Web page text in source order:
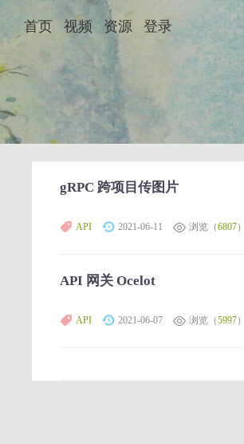
首页 视频 资源 登录
gRPC 跨项目传图片
API 2021-06-11 浏览（6807）
API 网关 Ocelot
API 2021-06-07 浏览（5997）